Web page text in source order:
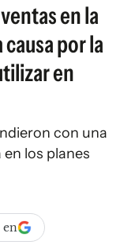
en la
por la
en
con una
los planes
en